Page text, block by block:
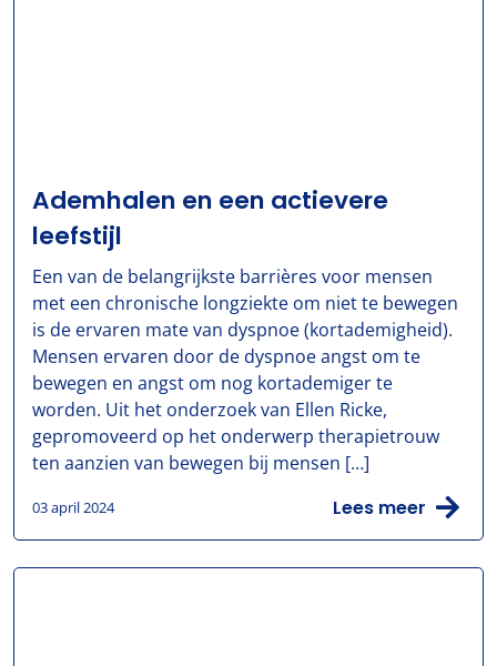
Ademhalen en een actievere
leefstijl
Een van de belangrijkste barrières voor mensen
met een chronische longziekte om niet te bewegen
is de ervaren mate van dyspnoe (kortademigheid).
Mensen ervaren door de dyspnoe angst om te
bewegen en angst om nog kortademiger te
worden. Uit het onderzoek van Ellen Ricke,
gepromoveerd op het onderwerp therapietrouw
ten aanzien van bewegen bij mensen […]
03 april 2024 Lees meer